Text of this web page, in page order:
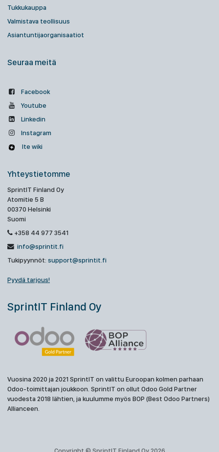
Tukkukauppa
Valmistava teollisuus
Asiantuntijaorganisaatiot
Seuraa meitä
Facebook
Youtube
Linkedin
Instagram
Ite wiki
Yhteystietomme
SprintIT Finland Oy
Atomitie 5 B
00370 Helsinki
Suomi
+358 44 977 3541
info@sprintit.fi
Tukipyynnöt: support@sprintit.fi
Pyydä tarjous!
SprintIT Finland Oy
Vuosina 2020 ja 2021 SprintIT on valittu Euroopan kolmen parhaan
Odoo-toimittajan joukkoon. SprintIT on ollut Odoo Gold Partner
vuodesta 2018 lähtien, ja kuulumme myös BOP (Best Odoo Partners)
Allianceen.
Copyright © SprintIT Finland Oy 2026